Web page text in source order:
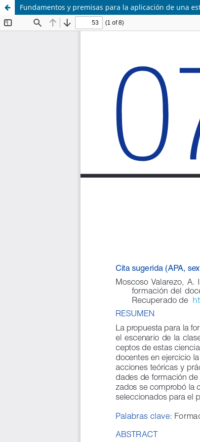
Fundamentos y premisas para la aplicación de una